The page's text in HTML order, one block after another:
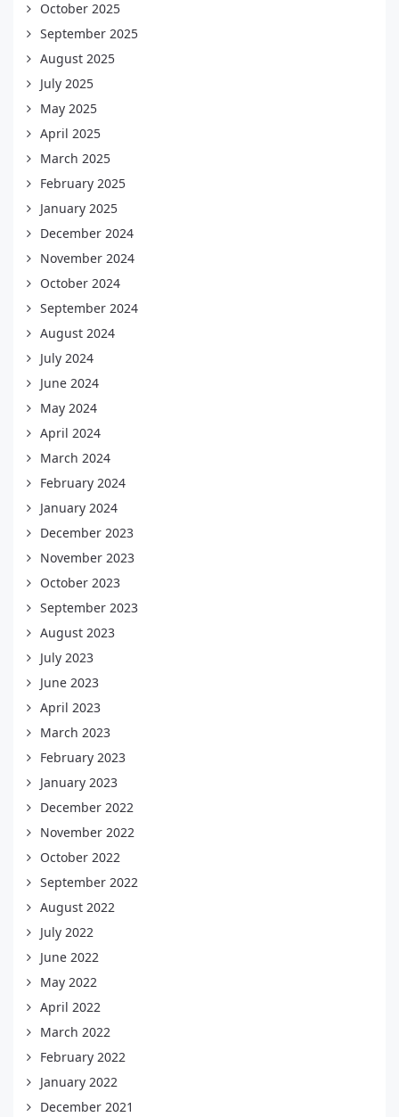
October 2025
September 2025
August 2025
July 2025
May 2025
April 2025
March 2025
February 2025
January 2025
December 2024
November 2024
October 2024
September 2024
August 2024
July 2024
June 2024
May 2024
April 2024
March 2024
February 2024
January 2024
December 2023
November 2023
October 2023
September 2023
August 2023
July 2023
June 2023
April 2023
March 2023
February 2023
January 2023
December 2022
November 2022
October 2022
September 2022
August 2022
July 2022
June 2022
May 2022
April 2022
March 2022
February 2022
January 2022
December 2021